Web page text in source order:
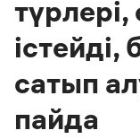
істейді,
сатып
пайда